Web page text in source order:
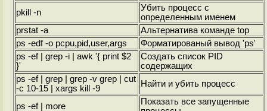
pkill -n
Убить процесс с
определенным именем
prstat -a
Альтернатива команде top
ps -edf -o pcpu,pid,user,args
Форматированый вывод 'ps'
ps -ef | grep -i
| awk '{ print $2
}'
Создать список PID
содержащих
ps -ef | grep
| grep -v grep | cut
-c 10-15 | xargs kill -9
Найти и убить процесс
ps -ef | more
Показать все запущенные